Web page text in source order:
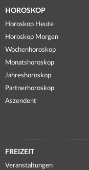
HOROSKOP
Horoskop Heute
Horoskop Morgen
Wochenhoroskop
Monatshoroskop
Jahreshoroskop
Partnerhoroskop
Aszendent
FREIZEIT
Veranstaltungen